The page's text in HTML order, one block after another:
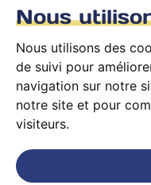
Nous
Nous utilisons des
de suivi pour
navigation sur notre
notre site et pour
visiteurs.
Conditions générales d’utilisation
© 2026